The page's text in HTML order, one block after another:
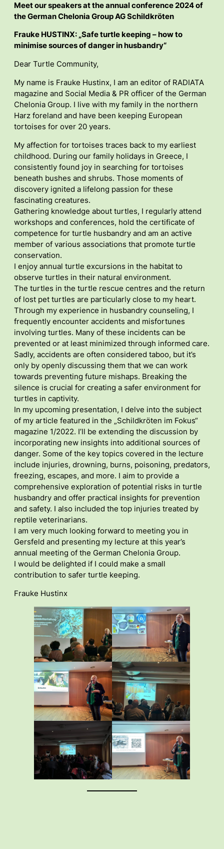
Meet our speakers at the annual conference 2024 of
the German Chelonia Group AG Schildkröten
Frauke HUSTINX: „Safe turtle keeping – how to
minimise sources of danger in husbandry“
Dear Turtle Community,
My name is Frauke Hustinx, I am an editor of RADIATA
magazine and Social Media & PR officer of the German
Chelonia Group. I live with my family in the northern
Harz foreland and have been keeping European
tortoises for over 20 years.
My affection for tortoises traces back to my earliest
childhood. During our family holidays in Greece, I
consistently found joy in searching for tortoises
beneath bushes and shrubs. Those moments of
discovery ignited a lifelong passion for these
fascinating creatures.
Gathering knowledge about turtles, I regularly attend
workshops and conferences, hold the certificate of
competence for turtle husbandry and am an active
member of various associations that promote turtle
conservation.
I enjoy annual turtle excursions in the habitat to
observe turtles in their natural environment.
The turtles in the turtle rescue centres and the return
of lost pet turtles are particularly close to my heart.
Through my experience in husbandry counseling, I
frequently encounter accidents and misfortunes
involving turtles. Many of these incidents can be
prevented or at least minimized through informed care.
Sadly, accidents are often considered taboo, but it’s
only by openly discussing them that we can work
towards preventing future mishaps. Breaking the
silence is crucial for creating a safer environment for
turtles in captivity.
In my upcoming presentation, I delve into the subject
of my article featured in the „Schildkröten im Fokus“
magazine 1/2022. I’ll be extending the discussion by
incorporating new insights into additional sources of
danger. Some of the key topics covered in the lecture
include injuries, drowning, burns, poisoning, predators,
freezing, escapes, and more. I aim to provide a
comprehensive exploration of potential risks in turtle
husbandry and offer practical insights for prevention
and safety. I also included the top injuries treated by
reptile veterinarians.
I am very much looking forward to meeting you in
Gersfeld and presenting my lecture at this year’s
annual meeting of the German Chelonia Group.
I would be delighted if I could make a small
contribution to safer turtle keeping.
Frauke Hustinx